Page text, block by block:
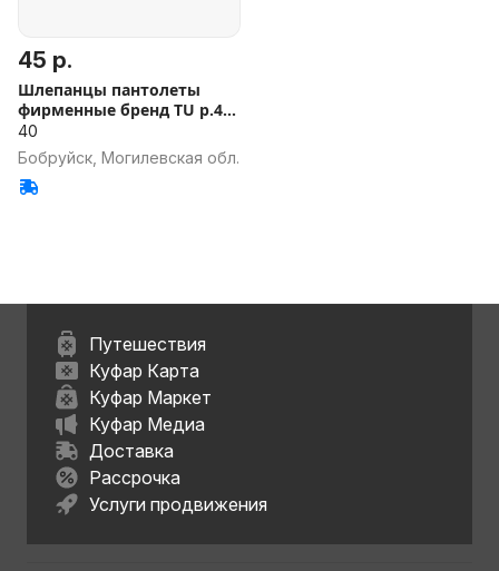
45 р.
Шлепанцы пантолеты
фирменные бренд TU р.40
новые
40
Бобруйск, Могилевская обл.
Путешествия
Куфар Карта
Куфар Маркет
Куфар Медиа
Доставка
Рассрочка
Услуги продвижения